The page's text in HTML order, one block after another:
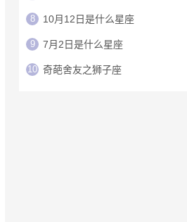
8 10月12日是什么星座
9 7月2日是什么星座
10 奇葩舍友之狮子座